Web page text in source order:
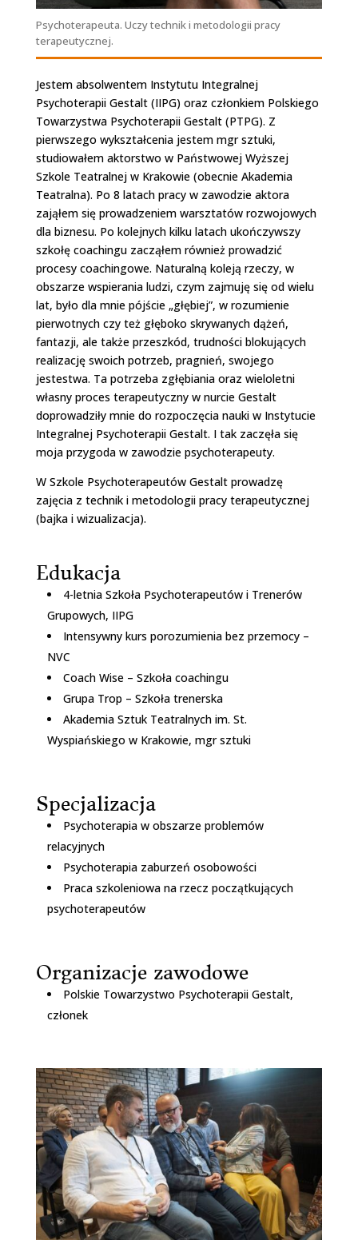
Psychoterapeuta. Uczy technik i metodologii pracy
terapeutycznej.
Jestem absolwentem Instytutu Integralnej
Psychoterapii Gestalt (IIPG) oraz członkiem Polskiego
Towarzystwa Psychoterapii Gestalt (PTPG). Z
pierwszego wykształcenia jestem mgr sztuki,
studiowałem aktorstwo w Państwowej Wyższej
Szkole Teatralnej w Krakowie (obecnie Akademia
Teatralna). Po 8 latach pracy w zawodzie aktora
zająłem się prowadzeniem warsztatów rozwojowych
dla biznesu. Po kolejnych kilku latach ukończywszy
szkołę coachingu zacząłem również prowadzić
procesy coachingowe. Naturalną koleją rzeczy, w
obszarze wspierania ludzi, czym zajmuję się od wielu
lat, było dla mnie pójście „głębiej”, w rozumienie
pierwotnych czy też głęboko skrywanych dążeń,
fantazji, ale także przeszkód, trudności blokujących
realizację swoich potrzeb, pragnień, swojego
jestestwa. Ta potrzeba zgłębiania oraz wieloletni
własny proces terapeutyczny w nurcie Gestalt
doprowadziły mnie do rozpoczęcia nauki w Instytucie
Integralnej Psychoterapii Gestalt. I tak zaczęła się
moja przygoda w zawodzie psychoterapeuty.
W Szkole Psychoterapeutów Gestalt prowadzę
zajęcia z technik i metodologii pracy terapeutycznej
(bajka i wizualizacja).
Edukacja
4-letnia Szkoła Psychoterapeutów i Trenerów
Grupowych, IIPG
Intensywny kurs porozumienia bez przemocy –
NVC
Coach Wise – Szkoła coachingu
Grupa Trop – Szkoła trenerska
Akademia Sztuk Teatralnych im. St.
Wyspiańskiego w Krakowie, mgr sztuki
Specjalizacja
Psychoterapia w obszarze problemów
relacyjnych
Psychoterapia zaburzeń osobowości
Praca szkoleniowa na rzecz początkujących
psychoterapeutów
Organizacje zawodowe
Polskie Towarzystwo Psychoterapii Gestalt,
członek